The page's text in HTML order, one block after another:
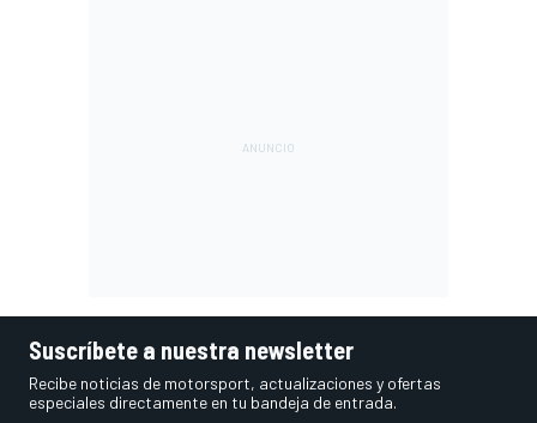
Suscríbete a nuestra newsletter
Recibe noticias de motorsport, actualizaciones y ofertas
especiales directamente en tu bandeja de entrada.